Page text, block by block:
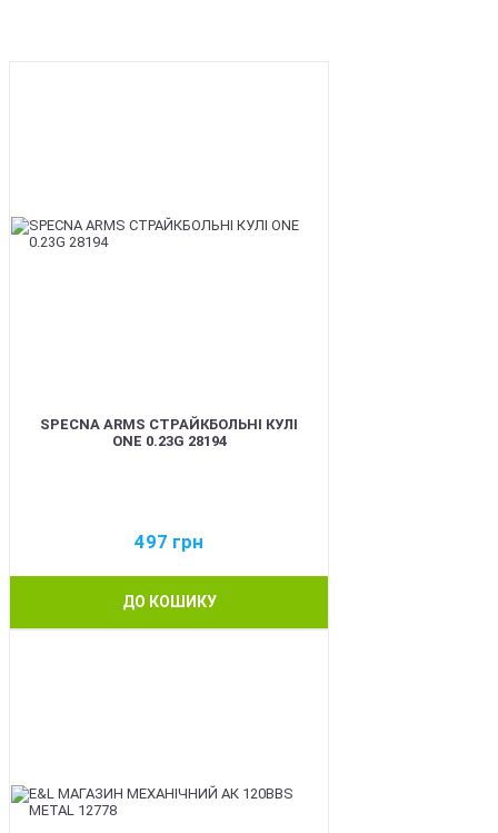
SPECNA ARMS СТРАЙКБОЛЬНІ КУЛІ
ONE 0.23G 28194
497 грн
ДО КОШИКУ